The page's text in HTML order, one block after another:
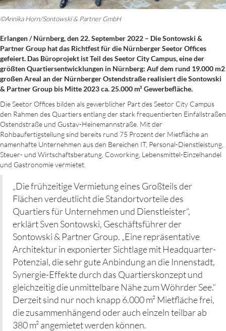
©Annika Horn/Sontowski & Partner GmbH
Erlangen / Nürnberg, den 22. September 2022 – Die Sontowski &
Partner Group hat das Richtfest für die Nürnberger Seetor Offices
gefeiert. Das Büroprojekt ist Teil des Seetor City Campus, eine der
größten Quartiersentwicklungen in Nürnberg: Auf dem rund 19.000 m2
großen Areal an der Nürnberger Ostendstraße realisiert die Sontowski
& Partner Group bis Mitte 2023 ca. 25.000 m² Gewerbefläche.
Die Seetor Offices bilden als gewerblicher Part des Seetor City Campus
den Rahmen des Quartiers entlang der stark frequentierten Einfallstraßen
Ostendstraße und Gustav-Heinemannstraße. Mit der
Rohbaufertigstellung sind bereits rund 75 Prozent der Mietfläche an
namenhafte Unternehmen aus den Bereichen IT, Personal-Dienstleistung,
Steuer- und Wirtschaftsberatung, Coworking, Lebensmittel-Einzelhandel
und Gastronomie vermietet.
„Die frühzeitige Vermietung eines Großteils der
Flächen verdeutlicht die Standortvorteile des
Quartiers für Unternehmen und Dienstleister“,
erklärt Sven Sontowski, Geschäftsführer der
Sontowski & Partner Group. „Eine repräsentative
Architektur in exponierter Sichtlage mit Headquarter-
Potenzial, die sehr gute Anbindung an die Innenstadt,
Synergie-Effekte durch das Quartierskonzept und
gleichzeitig die unmittelbare Nähe zum Wöhrder See.“
Derzeit sind nur noch knapp 6.000 m² Mietfläche frei,
die zusammenhängend oder auch einzeln teilbar ab
380 m² angemietet werden können.